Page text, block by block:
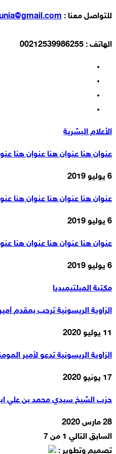
للتواصل معنا :
الهاتف : 00212539986255
الأعلام البشرية
عنوان هنا عنوان هنا عنوان هنا
6 يوليو 2019
عنوان هنا عنوان هنا عنوان هنا
6 يوليو 2019
عنوان هنا عنوان هنا عنوان هنا
6 يوليو 2019
مكتبة الميلتيميديا
الزاوية الريسونية ترحب بمقدم
11 يوليو 2020
الزاوية الريسونية تدعو لأمير
17 يونيو 2020
حزب الشيخ سيدي محمد بن علي
28 مارس 2020
السابق التالي 1 من 7
تصميم وتطوير :